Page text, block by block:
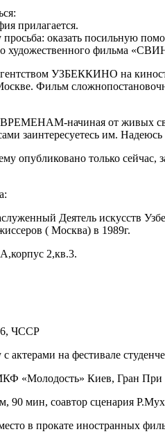
прилагается.
оказать посильную
художественного фильма
УЗБЕККИНО на
Фильм
от живых
заинтересуетесь им.
опубликовано только
Деятель искусств
( Москва) в 1989г.
2,кв.3.
ЧССР
на фестивале
«Молодость» Киев, Гран
90 мин, соавтор сценария
в прокате иностранных